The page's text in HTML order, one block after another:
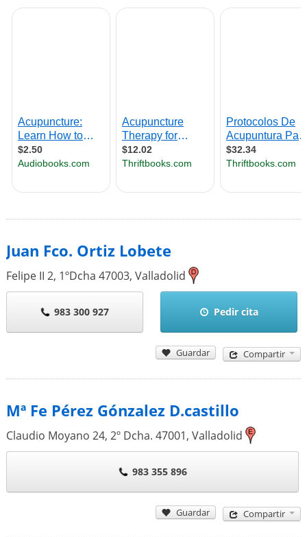
Juan Fco. Ortiz Lobete
Felipe II 2, 1ºDcha 47003, Valladolid
983 300 927 Pedir cita
Guardar Compartir
Mª Fe Pérez Gónzalez D.castillo
Claudio Moyano 24, 2º Dcha. 47001, Valladolid
983 355 896
Guardar Compartir